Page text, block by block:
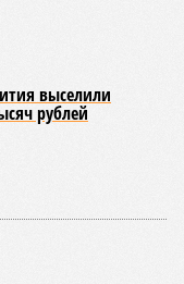
центра
все необходимые
приняли
турнир
и зрелищный
спортивных